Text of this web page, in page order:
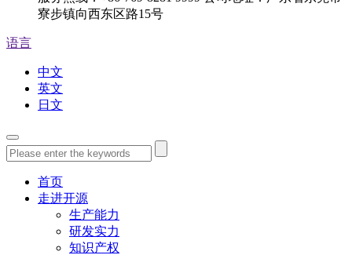
寮步镇向西东区路15号
语言
中文
英文
日文
首页
走进开源
生产能力
研发实力
知识产权